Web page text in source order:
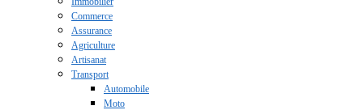
Commerce
Assurance
Agriculture
Artisanat
Transport
Automobile
Moto